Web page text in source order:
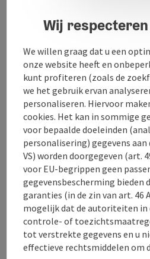
Contact
Openingstijden
Ligging
Geschiktheid
Toegankelijkheid
Wij
We willen graag dat u een
onze website heeft en
kunt profiteren (zoals de
we het gebruik ervan
personaliseren. Hiervoor
cookies. Het kan in sommige
voor bepaalde doeleinden
personalisering) gegevens aan
VS) worden doorgegeven (art.
voor EU-begrippen geen
gegevensbescherming bieden
garanties (in de zin van art. 46
mogelijk dat de autoriteiten in
controle- of
tot verstrekte gegevens en u
effectieve rechtsmiddelen om